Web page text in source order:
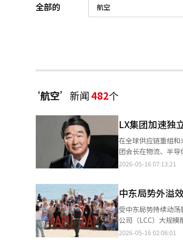
全部的
‘航空’ 新闻482个
LX集团加速独
在全球供应链重组
团会长在物流、半
显。 然而，LX集团仍然高度依赖特定子公司，且受到半导体市场、建筑行业和全球供应链变数的影响，因此能否建
方面双双发力，迅速推进独立集团体系的建设。
元，较2020年分离
公司数量也在不断增加，
门大厦，进一步加
单的办公楼迁移，
2026-05-16 07:13:21
中东局势外溢
受中东局势持续动
公司（LCC）大规
入“紧急经营模式”。 据韩国旅游业界15日消息，随着LCC减班以及燃油附加费上涨对市场冲击逐步显现，韩国
2026-05-16 02:06:01